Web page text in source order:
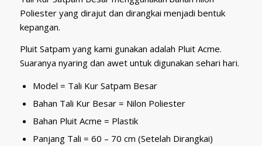
Poliester yang dirajut dan dirangkai menjadi bentuk
kepangan.
Pluit Satpam yang kami gunakan adalah Pluit Acme.
Suaranya nyaring dan awet untuk digunakan sehari hari.
Model = Tali Kur Satpam Besar
Bahan Tali Kur Besar = Nilon Poliester
Bahan Pluit Acme = Plastik
Panjang Tali = 60 – 70 cm (Setelah Dirangkai)